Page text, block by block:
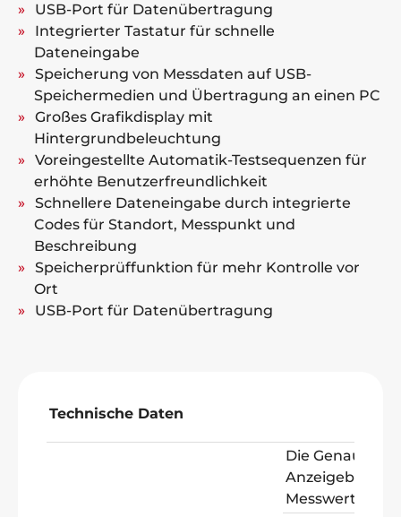
USB-Port für Datenübertragung
Integrierter Tastatur für schnelle
Dateneingabe
Speicherung von Messdaten auf USB-
Speichermedien und Übertragung an einen PC
Großes Grafikdisplay mit
Hintergrundbeleuchtung
Voreingestellte Automatik-Testsequenzen für
erhöhte Benutzerfreundlichkeit
Schnellere Dateneingabe durch integrierte
Codes für Standort, Messpunkt und
Beschreibung
Speicherprüffunktion für mehr Kontrolle vor
Ort
USB-Port für Datenübertragung
Technische Daten
Die
Messwert +